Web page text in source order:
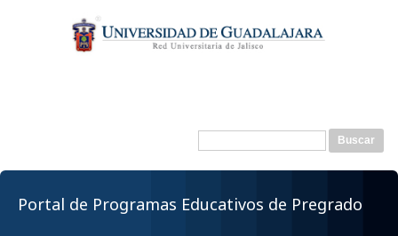
contenido
principal
Formulario de
Buscar
Portal de Programas Educativos de Pregrado